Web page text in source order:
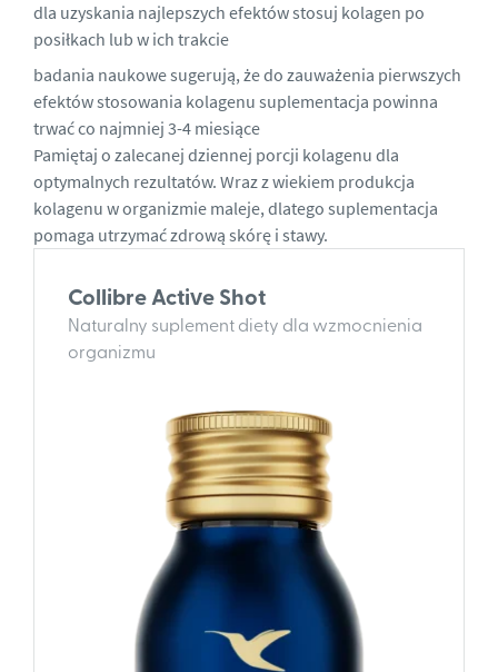
dla uzyskania najlepszych efektów stosuj kolagen po
posiłkach lub w ich trakcie
badania naukowe sugerują, że do zauważenia pierwszych
efektów stosowania kolagenu suplementacja powinna
trwać co najmniej 3-4 miesiące
Pamiętaj o zalecanej dziennej porcji kolagenu dla
optymalnych rezultatów. Wraz z wiekiem produkcja
kolagenu w organizmie maleje, dlatego suplementacja
pomaga utrzymać zdrową skórę i stawy.
Collibre Active Shot
Naturalny suplement diety dla wzmocnienia
organizmu